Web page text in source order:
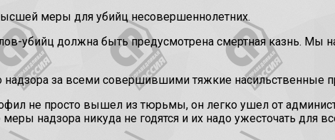
меры для убийц несовершеннолетних.
убийц должна быть предусмотрена смертная казнь. Мы
за всеми совершившими тяжкие насильственные
не просто вышел из тюрьмы, он легко ушел от
надзора никуда не годятся и их надо ужесточать для